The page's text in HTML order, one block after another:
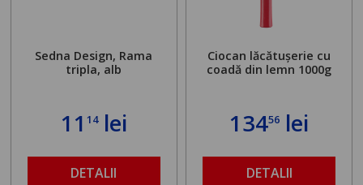
Sedna Design, Rama
tripla, alb
11 14lei
DETALII
Ciocan lăcătușerie cu
coadă din lemn 1000g
13456 lei
DETALII